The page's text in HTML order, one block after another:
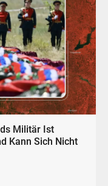
Militär Ist
Kann Sich Nicht